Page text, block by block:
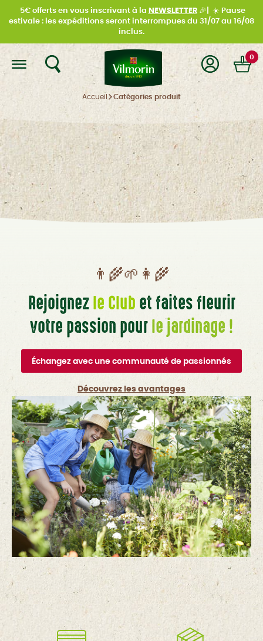
5€ offerts en vous inscrivant à la NEWSLETTER🎉| ☀️ Pause
estivale : les expéditions seront interrompues du 31/07 au 16/08
inclus.
0
Accueil Catégories produit
👨‍🌾🌱👩‍🌾
Rejoignezle Clubet faites fleurir
votre passion pourle jardinage !
Échangez avec une communauté de passionnés
Découvrez les avantages